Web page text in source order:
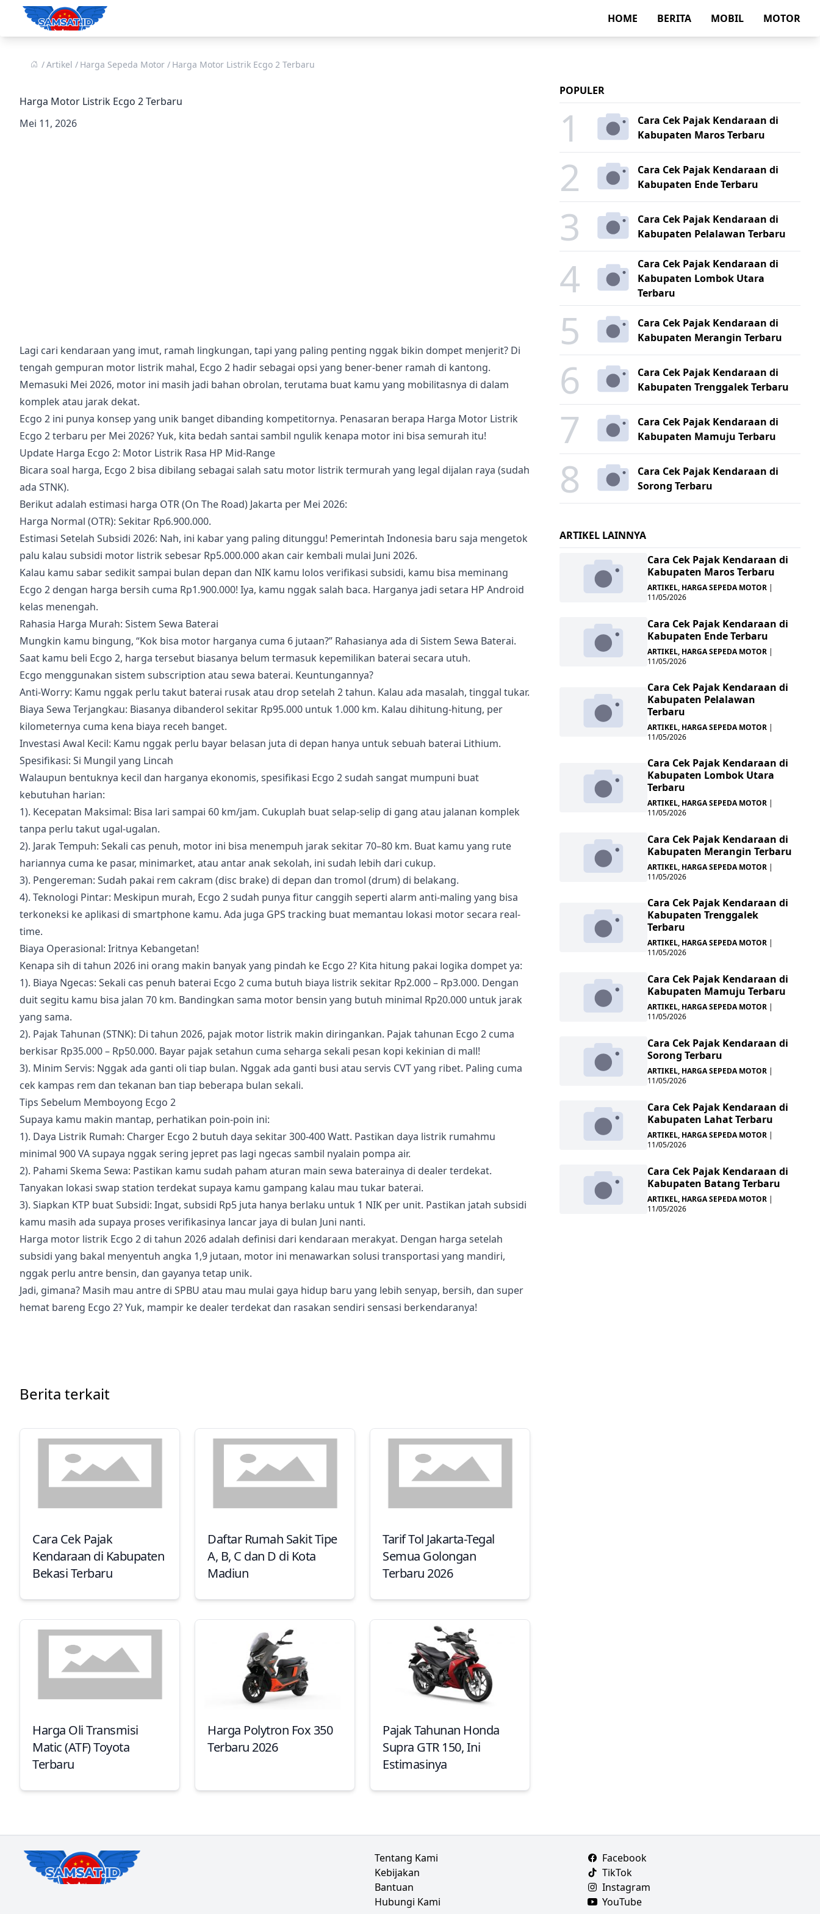
HOME BERITA MOBIL MOTOR
Artikel Harga Sepeda Motor Harga Motor Listrik Ecgo 2 Terbaru
Harga Motor Listrik Ecgo 2 Terbaru
Mei 11, 2026
Lagi cari kendaraan yang imut, ramah lingkungan, tapi yang paling penting nggak bikin dompet menjerit? Di
tengah gempuran motor listrik mahal, Ecgo 2 hadir sebagai opsi yang bener-bener ramah di kantong.
Memasuki Mei 2026, motor ini masih jadi bahan obrolan, terutama buat kamu yang mobilitasnya di dalam
komplek atau jarak dekat.
Ecgo 2 ini punya konsep yang unik banget dibanding kompetitornya. Penasaran berapa Harga Motor Listrik
Ecgo 2 terbaru per Mei 2026? Yuk, kita bedah santai sambil ngulik kenapa motor ini bisa semurah itu!
Update Harga Ecgo 2: Motor Listrik Rasa HP Mid-Range
Bicara soal harga, Ecgo 2 bisa dibilang sebagai salah satu motor listrik termurah yang legal dijalan raya (sudah
ada STNK).
Berikut adalah estimasi harga OTR (On The Road) Jakarta per Mei 2026:
Harga Normal (OTR): Sekitar Rp6.900.000.
Estimasi Setelah Subsidi 2026: Nah, ini kabar yang paling ditunggu! Pemerintah Indonesia baru saja mengetok
palu kalau subsidi motor listrik sebesar Rp5.000.000 akan cair kembali mulai Juni 2026.
Kalau kamu sabar sedikit sampai bulan depan dan NIK kamu lolos verifikasi subsidi, kamu bisa meminang
Ecgo 2 dengan harga bersih cuma Rp1.900.000! Iya, kamu nggak salah baca. Harganya jadi setara HP Android
kelas menengah.
Rahasia Harga Murah: Sistem Sewa Baterai
Mungkin kamu bingung, “Kok bisa motor harganya cuma 6 jutaan?” Rahasianya ada di Sistem Sewa Baterai.
Saat kamu beli Ecgo 2, harga tersebut biasanya belum termasuk kepemilikan baterai secara utuh.
Ecgo menggunakan sistem subscription atau sewa baterai. Keuntungannya?
Anti-Worry: Kamu nggak perlu takut baterai rusak atau drop setelah 2 tahun. Kalau ada masalah, tinggal tukar.
Biaya Sewa Terjangkau: Biasanya dibanderol sekitar Rp95.000 untuk 1.000 km. Kalau dihitung-hitung, per
kilometernya cuma kena biaya receh banget.
Investasi Awal Kecil: Kamu nggak perlu bayar belasan juta di depan hanya untuk sebuah baterai Lithium.
Spesifikasi: Si Mungil yang Lincah
Walaupun bentuknya kecil dan harganya ekonomis, spesifikasi Ecgo 2 sudah sangat mumpuni buat
kebutuhan harian:
1). Kecepatan Maksimal: Bisa lari sampai 60 km/jam. Cukuplah buat selap-selip di gang atau jalanan komplek
tanpa perlu takut ugal-ugalan.
2). Jarak Tempuh: Sekali cas penuh, motor ini bisa menempuh jarak sekitar 70–80 km. Buat kamu yang rute
hariannya cuma ke pasar, minimarket, atau antar anak sekolah, ini sudah lebih dari cukup.
3). Pengereman: Sudah pakai rem cakram (disc brake) di depan dan tromol (drum) di belakang.
4). Teknologi Pintar: Meskipun murah, Ecgo 2 sudah punya fitur canggih seperti alarm anti-maling yang bisa
terkoneksi ke aplikasi di smartphone kamu. Ada juga GPS tracking buat memantau lokasi motor secara real-
time.
Biaya Operasional: Iritnya Kebangetan!
Kenapa sih di tahun 2026 ini orang makin banyak yang pindah ke Ecgo 2? Kita hitung pakai logika dompet ya:
1). Biaya Ngecas: Sekali cas penuh baterai Ecgo 2 cuma butuh biaya listrik sekitar Rp2.000 – Rp3.000. Dengan
duit segitu kamu bisa jalan 70 km. Bandingkan sama motor bensin yang butuh minimal Rp20.000 untuk jarak
yang sama.
2). Pajak Tahunan (STNK): Di tahun 2026, pajak motor listrik makin diringankan. Pajak tahunan Ecgo 2 cuma
berkisar Rp35.000 – Rp50.000. Bayar pajak setahun cuma seharga sekali pesan kopi kekinian di mall!
3). Minim Servis: Nggak ada ganti oli tiap bulan. Nggak ada ganti busi atau servis CVT yang ribet. Paling cuma
cek kampas rem dan tekanan ban tiap beberapa bulan sekali.
Tips Sebelum Memboyong Ecgo 2
Supaya kamu makin mantap, perhatikan poin-poin ini:
1). Daya Listrik Rumah: Charger Ecgo 2 butuh daya sekitar 300-400 Watt. Pastikan daya listrik rumahmu
minimal 900 VA supaya nggak sering jepret pas lagi ngecas sambil nyalain pompa air.
2). Pahami Skema Sewa: Pastikan kamu sudah paham aturan main sewa baterainya di dealer terdekat.
Tanyakan lokasi swap station terdekat supaya kamu gampang kalau mau tukar baterai.
3). Siapkan KTP buat Subsidi: Ingat, subsidi Rp5 juta hanya berlaku untuk 1 NIK per unit. Pastikan jatah subsidi
kamu masih ada supaya proses verifikasinya lancar jaya di bulan Juni nanti.
Harga motor listrik Ecgo 2 di tahun 2026 adalah definisi dari kendaraan merakyat. Dengan harga setelah
subsidi yang bakal menyentuh angka 1,9 jutaan, motor ini menawarkan solusi transportasi yang mandiri,
nggak perlu antre bensin, dan gayanya tetap unik.
Jadi, gimana? Masih mau antre di SPBU atau mau mulai gaya hidup baru yang lebih senyap, bersih, dan super
hemat bareng Ecgo 2? Yuk, mampir ke dealer terdekat dan rasakan sendiri sensasi berkendaranya!
Berita terkait
Cara Cek Pajak
Kendaraan di Kabupaten
Bekasi Terbaru
Daftar Rumah Sakit Tipe
A, B, C dan D di Kota
Madiun
Tarif Tol Jakarta-Tegal
Semua Golongan
Terbaru 2026
Harga Oli Transmisi
Matic (ATF) Toyota
Terbaru
Harga Polytron Fox 350
Terbaru 2026
Pajak Tahunan Honda
Supra GTR 150, Ini
Estimasinya
POPULER
1
Cara Cek Pajak Kendaraan di
Kabupaten Maros Terbaru
2
Cara Cek Pajak Kendaraan di
Kabupaten Ende Terbaru
3
Cara Cek Pajak Kendaraan di
Kabupaten Pelalawan Terbaru
4
Cara Cek Pajak Kendaraan di
Kabupaten Lombok Utara
Terbaru
5
Cara Cek Pajak Kendaraan di
Kabupaten Merangin Terbaru
6
Cara Cek Pajak Kendaraan di
Kabupaten Trenggalek Terbaru
7
Cara Cek Pajak Kendaraan di
Kabupaten Mamuju Terbaru
8
Cara Cek Pajak Kendaraan di
Sorong Terbaru
ARTIKEL LAINNYA
Cara Cek Pajak Kendaraan di
Kabupaten Maros Terbaru
ARTIKEL, HARGA SEPEDA MOTOR |
11/05/2026
Cara Cek Pajak Kendaraan di
Kabupaten Ende Terbaru
ARTIKEL, HARGA SEPEDA MOTOR |
11/05/2026
Cara Cek Pajak Kendaraan di
Kabupaten Pelalawan
Terbaru
ARTIKEL, HARGA SEPEDA MOTOR |
11/05/2026
Cara Cek Pajak Kendaraan di
Kabupaten Lombok Utara
Terbaru
ARTIKEL, HARGA SEPEDA MOTOR |
11/05/2026
Cara Cek Pajak Kendaraan di
Kabupaten Merangin Terbaru
ARTIKEL, HARGA SEPEDA MOTOR |
11/05/2026
Cara Cek Pajak Kendaraan di
Kabupaten Trenggalek
Terbaru
ARTIKEL, HARGA SEPEDA MOTOR |
11/05/2026
Cara Cek Pajak Kendaraan di
Kabupaten Mamuju Terbaru
ARTIKEL, HARGA SEPEDA MOTOR |
11/05/2026
Cara Cek Pajak Kendaraan di
Sorong Terbaru
ARTIKEL, HARGA SEPEDA MOTOR |
11/05/2026
Cara Cek Pajak Kendaraan di
Kabupaten Lahat Terbaru
ARTIKEL, HARGA SEPEDA MOTOR |
11/05/2026
Cara Cek Pajak Kendaraan di
Kabupaten Batang Terbaru
ARTIKEL, HARGA SEPEDA MOTOR |
11/05/2026
Tentang Kami
Kebijakan
Bantuan
Hubungi Kami
Facebook
TikTok
Instagram
YouTube